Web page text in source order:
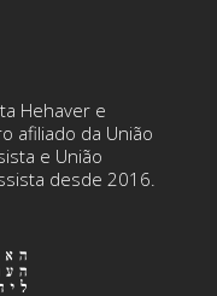
Hehaver e
afiliado da União
e União
desde 2016.